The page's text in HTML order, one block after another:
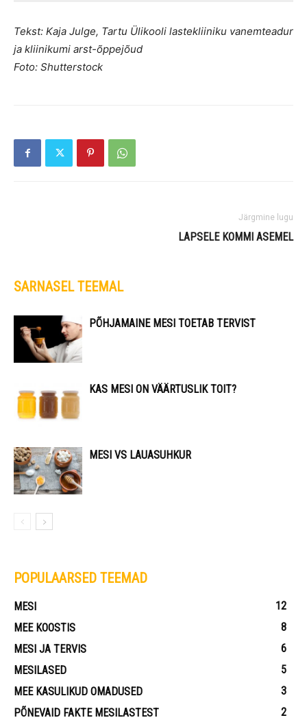
Tekst: Kaja Julge, Tartu Ülikooli lastekliiniku vanemteadur
ja kliinikumi arst-õppejõud
Foto: Shutterstock
Järgmine lugu
LAPSELE KOMMI ASEMEL
SARNASEL TEEMAL
PÕHJAMAINE MESI TOETAB TERVIST
KAS MESI ON VÄÄRTUSLIK TOIT?
MESI VS LAUASUHKUR
POPULAARSED TEEMAD
MESI
12
MEE KOOSTIS
8
MESI JA TERVIS
6
MESILASED
5
MEE KASULIKUD OMADUSED
3
PÕNEVAID FAKTE MESILASTEST
2